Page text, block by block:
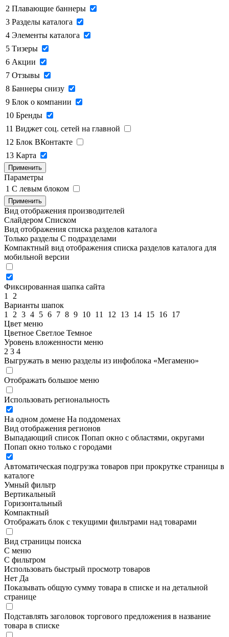
2 Плавающие баннеры
3 Разделы каталога
4 Элементы каталога
5 Тизеры
6 Акции
7 Отзывы
8 Баннеры снизу
9 Блок о компании
10 Бренды
11 Виджет соц. сетей на главной
12 Блок ВКонтакте
13 Карта
Применить
Параметры
1 C левым блоком
Применить
Вид отображения производителей
Слайдером Списком
Вид отображения списка разделов каталога
Только разделы С подразделами
Компактный вид отображения списка разделов каталога для
мобильной версии
Фиксированная шапка сайта
1
2
Варианты шапок
1
2 3 4 5 6 7 8 9 10 11 12 13 14 15 16 17
Цвет меню
Цветное Светлое Темное
Уровень вложенности меню
2 3 4
Выгружать в меню разделы из инфоблока «Мегаменю»
Отображать большое меню
Использовать региональность
На одном домене На поддоменах
Вид отображения регионов
Выпадающий список Попап окно c областями, округами
Попап окно только с городами
Автоматическая подгрузка товаров при прокрутке страницы в
каталоге
Умный фильтр
Вертикальный
Горизонтальный
Компактный
Отображать блок с текущими фильтрами над товарами
Вид страницы поиска
С меню
С фильтром
Использовать быстрый просмотр товаров
Нет Да
Показывать общую сумму товара в списке и на детальной
странице
Подставлять заголовок торгового предложения в название
товара в списке